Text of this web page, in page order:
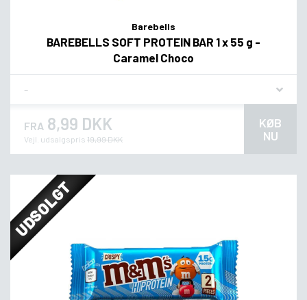
Barebells
BAREBELLS SOFT PROTEIN BAR 1 x 55 g -
Caramel Choco
FRA 8,99 DKK
Vejl. udsalgspris 19,99 DKK
KØB
NU
UDSOLGT